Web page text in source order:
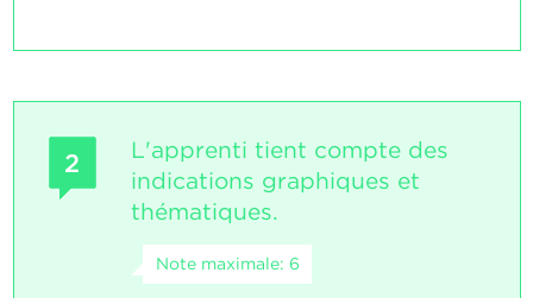
2
L'apprenti tient compte des
indications graphiques et
thématiques.
Note maximale: 6